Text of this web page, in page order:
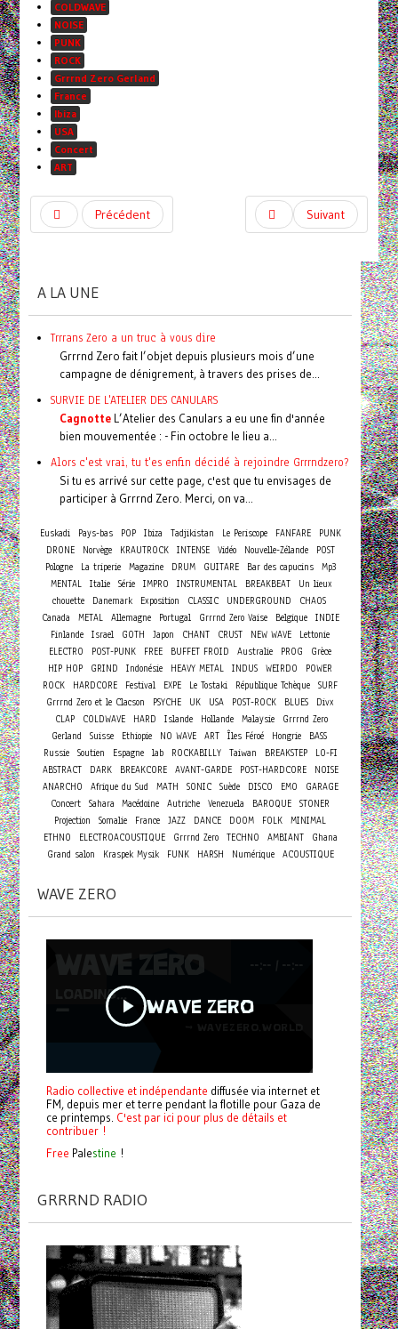
COLDWAVE
NOISE
PUNK
ROCK
Grrrnd Zero Gerland
France
Ibiza
USA
Concert
ART
Précédent Suivant
A LA UNE
Trrrans Zero a un truc à vous dire
Grrrnd Zero fait l’objet depuis plusieurs mois d’une
campagne de dénigrement, à travers des prises de...
SURVIE DE L'ATELIER DES CANULARS
CagnotteL’Atelier des Canulars a eu une fin d'année
bien mouvementée : - Fin octobre le lieu a...
Alors c'est vrai, tu t'es enfin décidé à rejoindre Grrrndzero?
Si tu es arrivé sur cette page, c'est que tu envisages de
participer à Grrrnd Zero. Merci, on va...
Euskadi Pays-bas POP Ibiza Tadjikistan Le Periscope FANFARE
PUNK
DRONE
Norvège KRAUTROCK INTENSE Vidéo Nouvelle-Zélande
POST
Pologne
La triperie Magazine DRUM GUITARE Bar des capucins
Mp3
MENTAL
Italie Série IMPRO INSTRUMENTAL BREAKBEAT
Un lieux
chouette
Danemark Exposition CLASSIC UNDERGROUND
CHAOS
Canada
METAL Allemagne Portugal Grrrnd Zero Vaise Belgique
INDIE
Finlande Israel GOTH Japon CHANT CRUST NEW WAVE
Lettonie
ELECTRO
POST-PUNK FREE BUFFET FROID Australie PROG
Grèce
HIP HOP
GRIND Indonésie HEAVY METAL INDUS WEIRDO
POWER
ROCK
HARDCORE Festival EXPE Le Tostaki République Tchèque SURF
Grrrnd Zero et le Clacson
PSYCHE UK USA POST-ROCK BLUES
Divx
CLAP
COLDWAVE HARD Islande Hollande Malaysie
Grrrnd Zero
Gerland
Suisse Ethiopie NO WAVE ART Îles Féroé Hongrie
BASS
Russie
Soutien Espagne lab ROCKABILLY Taiwan BREAKSTEP
LO-FI
ABSTRACT
DARK BREAKCORE AVANT-GARDE POST-HARDCORE
NOISE
ANARCHO
Afrique du Sud MATH SONIC Suède DISCO EMO GARAGE
Concert Sahara Macédoine Autriche Venezuela BAROQUE STONER
Projection
Somalie France JAZZ DANCE DOOM FOLK MINIMAL
ETHNO
ELECTROACOUSTIQUE Grrrnd Zero TECHNO AMBIANT
Ghana
Grand salon
Kraspek Mysik FUNK HARSH Numérique ACOUSTIQUE
WAVE ZERO
Radio collective et indépendante diffusée via internet et
FM, depuis mer et terre pendant la flotille pour Gaza de
ce printemps. C'est par ici pour plus de détails et
contribuer !
Free Palestine !
GRRRND RADIO